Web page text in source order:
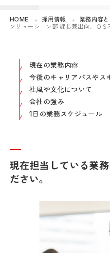
HOME 採用情報 業務内容
ソリューション部 課長兼出向、Ｏ
現在の業務内容
今後のキャリアパスやス
社風や文化について
会社の強み
1日の業務スケジュール
現在担当している業
ださい。